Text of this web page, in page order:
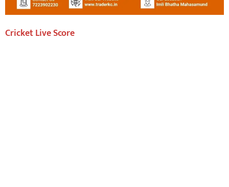
Cricket Live Score